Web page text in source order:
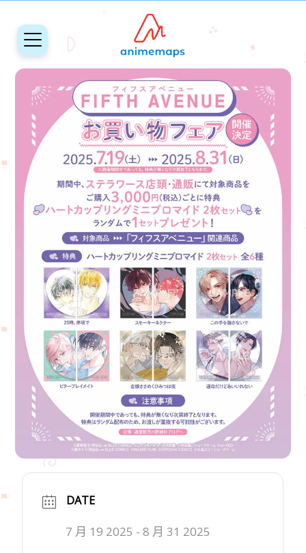
DATE
7 月 19 2025 - 8 月 31 2025